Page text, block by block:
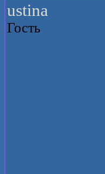
ustina
Гость